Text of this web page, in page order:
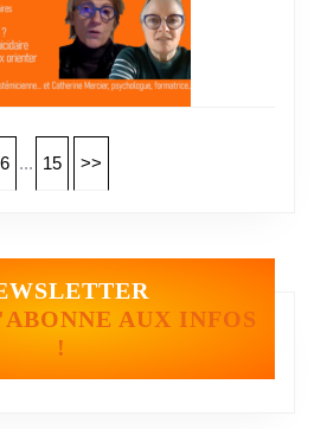
6 ... 15 >>
AUX INFOS
!